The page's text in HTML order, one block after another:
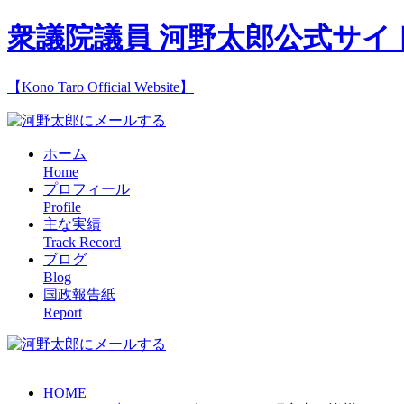
衆議院議員 河野太郎公式サイ
【Kono Taro Official Website】
ホーム
Home
プロフィール
Profile
主な実績
Track Record
ブログ
Blog
国政報告紙
Report
HOME